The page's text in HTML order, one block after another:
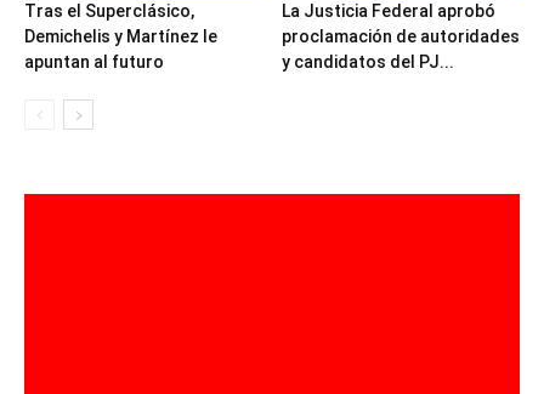
Tras el Superclásico,
Demichelis y Martínez le
apuntan al futuro
La Justicia Federal aprobó
proclamación de autoridades
y candidatos del PJ...